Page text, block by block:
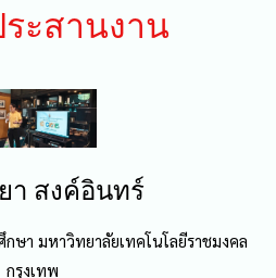
ะสานงาน
า สงค์อินทร์
ษา มหาวิทยาลัยเทคโนโลยีราชมงคล
กรุงเทพ